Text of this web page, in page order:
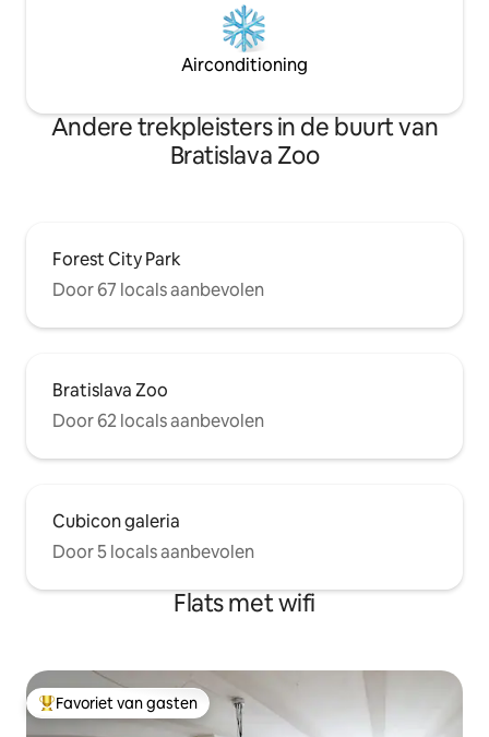
Airconditioning
Andere trekpleisters in de buurt van
Bratislava Zoo
Forest City Park
Door 67 locals aanbevolen
Bratislava Zoo
Door 62 locals aanbevolen
Cubicon galeria
Door 5 locals aanbevolen
Flats met wifi
Topfavoriet van gasten
Favoriet van gasten